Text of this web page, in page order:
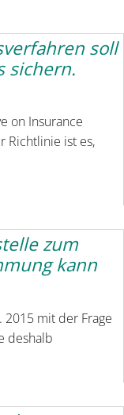
soll
sichern.
on Insurance
Richtlinie ist es,
zum
kann
2015 mit der Frage
deshalb